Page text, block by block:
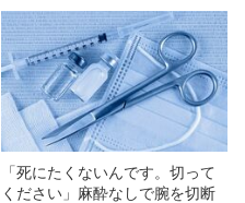
「死にたくないんです。切って
ください」麻酔なしで腕を切断